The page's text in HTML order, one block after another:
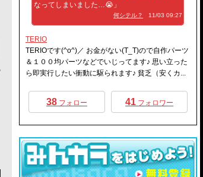
なってしまいました…😭」
何シテル？ 11/03 09:27
TERIO
TERIOです(^o^)／ お金がない(T_T)ので自作パーツ
＆１００均パーツなどでいじってます♪ 思い立った
ら即実行したい衝動に駆られます♪ 貧乏（安くカ...
38 フォロー 41 フォロワー